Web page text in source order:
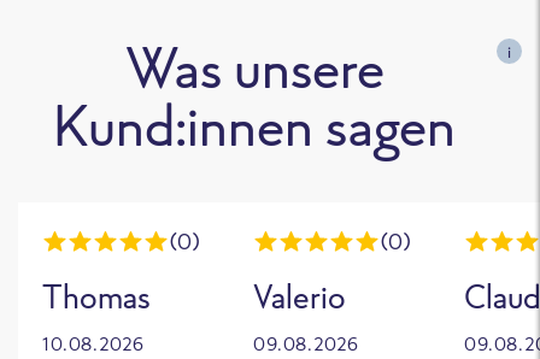
Was unsere
Kund:innen sagen
i
(0)
Thomas
10.08.2026
(0)
Valerio
09.08.2026